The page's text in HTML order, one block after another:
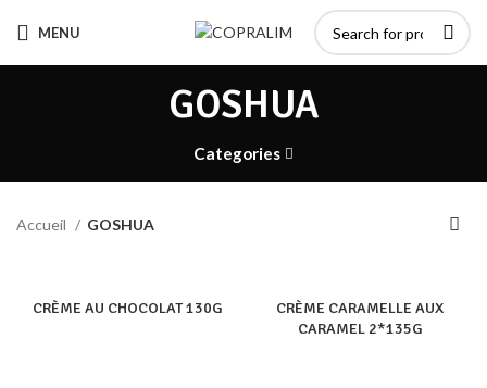
MENU
GOSHUA
Categories
Accueil GOSHUA
CRÈME AU CHOCOLAT 130G
CRÈME CARAMELLE AUX
CARAMEL 2*135G